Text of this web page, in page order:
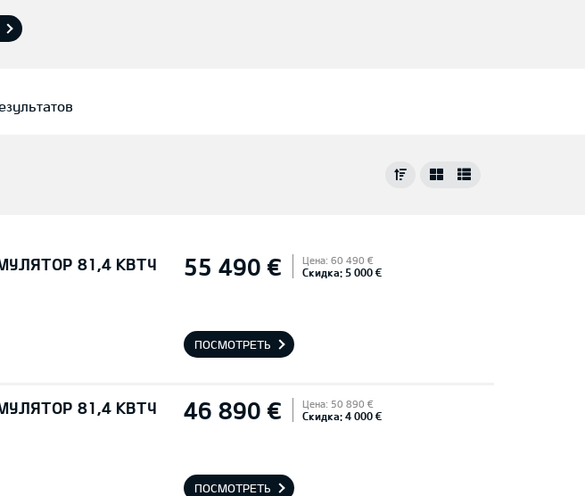
81,4 КВТЧ
55 490 € Цена: 60 490 €
Скидка: 5 000 €
ПОСМОТРЕТЬ
81,4 КВТЧ
46 890 € Цена: 50 890 €
Скидка: 4 000 €
ПОСМОТРЕТЬ